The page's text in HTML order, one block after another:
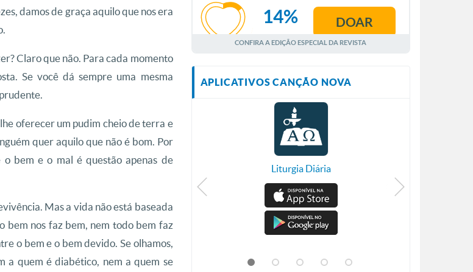
damos de graça aquilo que nos era
Claro que não. Para cada momento
Se você dá sempre uma mesma
oferecer um pudim cheio de terra e
quer aquilo que não é bom. Por
o bem e o mal é questão apenas de
Mas a vida não está baseada
bem nos faz bem, nem todo bem faz
o bem e o bem devido. Se olhamos,
a quem é diabético, nem a quem se
AGOSTO
14% DOAR
CONFIRA A EDIÇÃO ESPECIAL DA REVISTA
APLICATIVOS CANÇÃO NOVA
CN Plus Liturgia Diária